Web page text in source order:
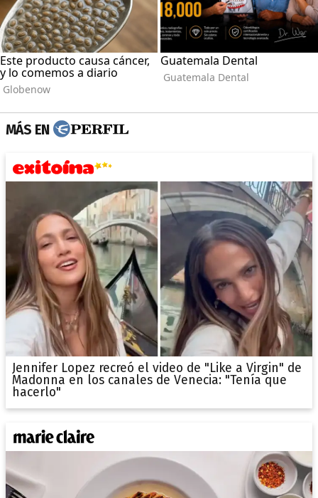
MÁS EN
Jennifer Lopez recreó el video de "Like a Virgin" de
Madonna en los canales de Venecia: "Tenía que
hacerlo"